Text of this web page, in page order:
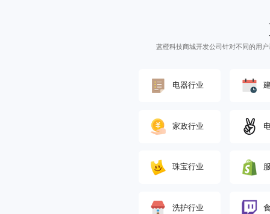
蓝橙科技商城开发公司针对不同的用
电器行业
家政行业
珠宝行业
洗护行业